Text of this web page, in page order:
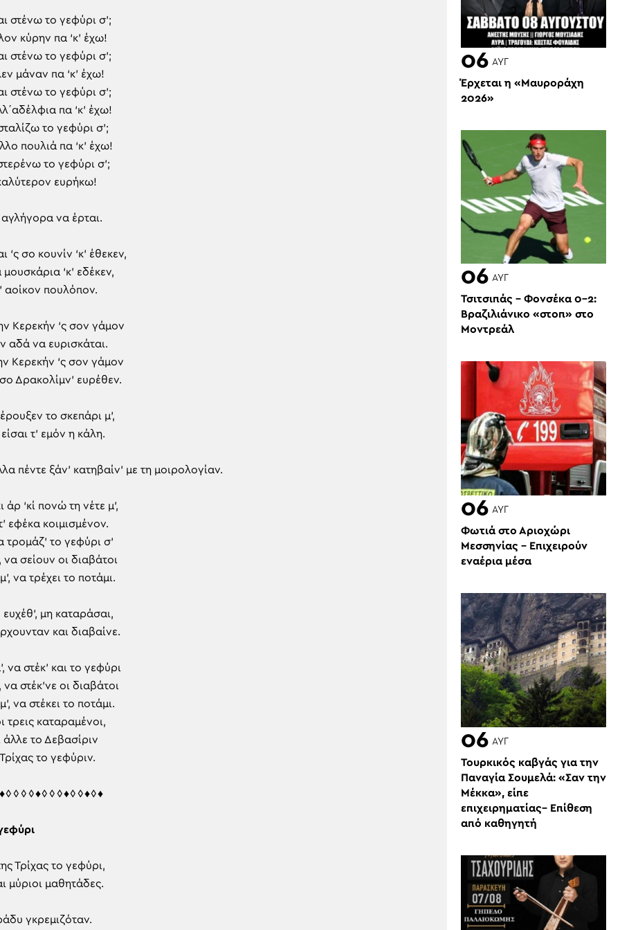
στένω το γεφύρι σ’;
κύρην πα ‘κ’ έχω!
στένω το γεφύρι σ’;
μάναν πα ‘κ’ έχω!
στένω το γεφύρι σ’;
πα ‘κ’ έχω!
το γεφύρι σ’;
πουλιά πα ‘κ’ έχω!
το γεφύρι σ’;
ευρήκω!
αγλήγορα να έρται.
‘ς σο κουνίν ‘κ’ έθεκεν,
μουσκάρια ‘κ’ εδέκεν,
αοίκον πουλόπον.
Κερεκήν ‘ς σον γάμον
αδά να ευρισκάται.
Κερεκήν ‘ς σον γάμον
Δρακολίμν’ ευρέθεν.
το σκεπάρι μ’,
τ’ εμόν η κάλη.
πέντε ξάν’ κατηβαίν’ με τη μοιρολογίαν.
άρ ‘κί πονώ τη νέτε μ’,
εφέκα κοιμισμένον.
τρομάζ’ το γεφύρι σ’
να σείουν οι διαβάτοι
να τρέχει το ποτάμι.
ευχέθ’, μη καταράσαι,
και διαβαίνε.
να στέκ’ και το γεφύρι
στέκ’νε οι διαβάτοι
να στέκει το ποτάμι.
τρεις καταραμένοι,
άλλε το Δεβασίριν
το γεφύριν.
Τρίχας το γεφύρι,
μύριοι μαθητάδες.
γκρεμιζόταν.
06 ΑΥΓ
Έρχεται η «Μαυροράχη
2026»
06 ΑΥΓ
Τσιτσιπάς – Φονσέκα 0-2:
Βραζιλιάνικο «στοπ» στο
Μοντρεάλ
06 ΑΥΓ
Φωτιά στο Αριοχώρι
Μεσσηνίας – Επιχειρούν
εναέρια μέσα
06 ΑΥΓ
Τουρκικός καβγάς για την
Παναγία Σουμελά: «Σαν την
Μέκκα», είπε
επιχειρηματίας– Επίθεση
από καθηγητή